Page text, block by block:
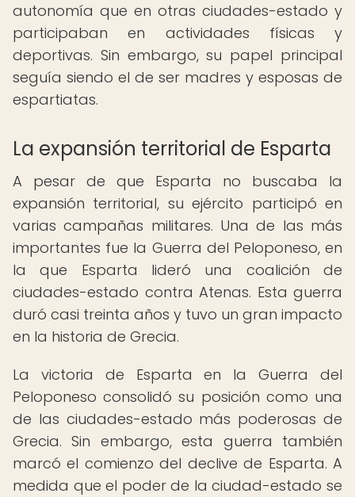
autonomía que en otras ciudades-estado y
participaban en actividades físicas y
deportivas. Sin embargo, su papel principal
seguía siendo el de ser madres y esposas de
espartiatas.
La expansión territorial de Esparta
A pesar de que Esparta no buscaba la
expansión territorial, su ejército participó en
varias campañas militares. Una de las más
importantes fue la Guerra del Peloponeso, en
la que Esparta lideró una coalición de
ciudades-estado contra Atenas. Esta guerra
duró casi treinta años y tuvo un gran impacto
en la historia de Grecia.
La victoria de Esparta en la Guerra del
Peloponeso consolidó su posición como una
de las ciudades-estado más poderosas de
Grecia. Sin embargo, esta guerra también
marcó el comienzo del declive de Esparta. A
medida que el poder de la ciudad-estado se